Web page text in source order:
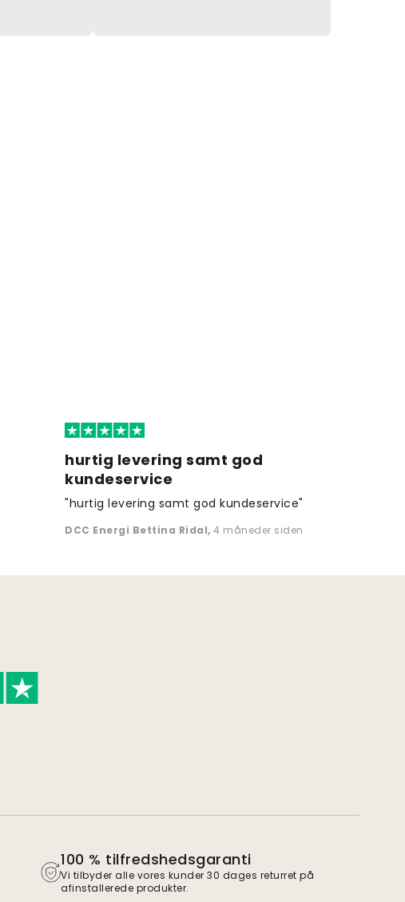
hurtig levering samt god
kundeservice
"hurtig levering samt god kundeservice"
DCC Energi Bettina Ridal, 4 måneder siden
100 % tilfredshedsgaranti
Vi tilbyder alle vores kunder 30 dages returret på
afinstallerede produkter.